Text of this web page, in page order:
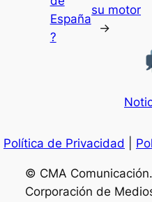
España
?
su motor
→
Política de Privacidad
© CMA
Corporación de